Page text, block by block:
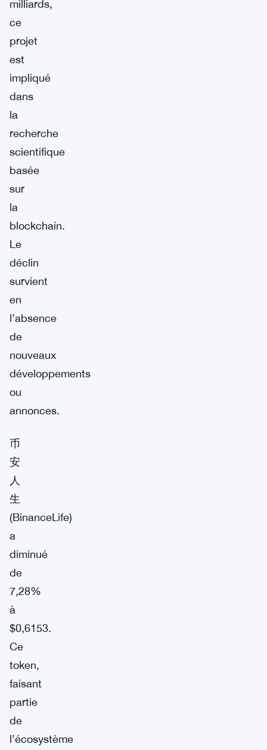
milliards,
ce
projet
est
impliqué
dans
la
recherche
scientifique
basée
sur
la
blockchain.
Le
déclin
survient
en
l’absence
de
nouveaux
développements
ou
annonces.
币
安
人
生
(BinanceLife)
a
diminué
de
7,28%
à
$0,6153.
Ce
token,
faisant
partie
de
l’écosystème